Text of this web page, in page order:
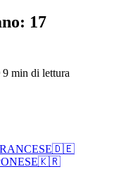
17
9 min di lettura
🇩🇪
🇰🇷